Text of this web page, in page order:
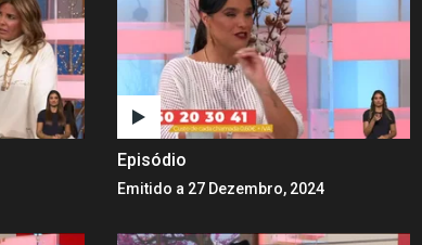
Episódio
Emitido a 27 Dezembro, 2024